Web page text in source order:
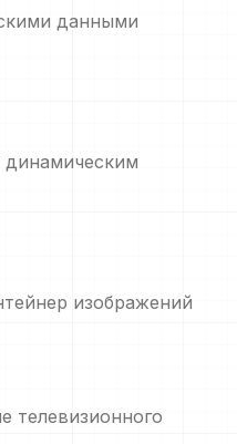
данными
изображений
телевизионного